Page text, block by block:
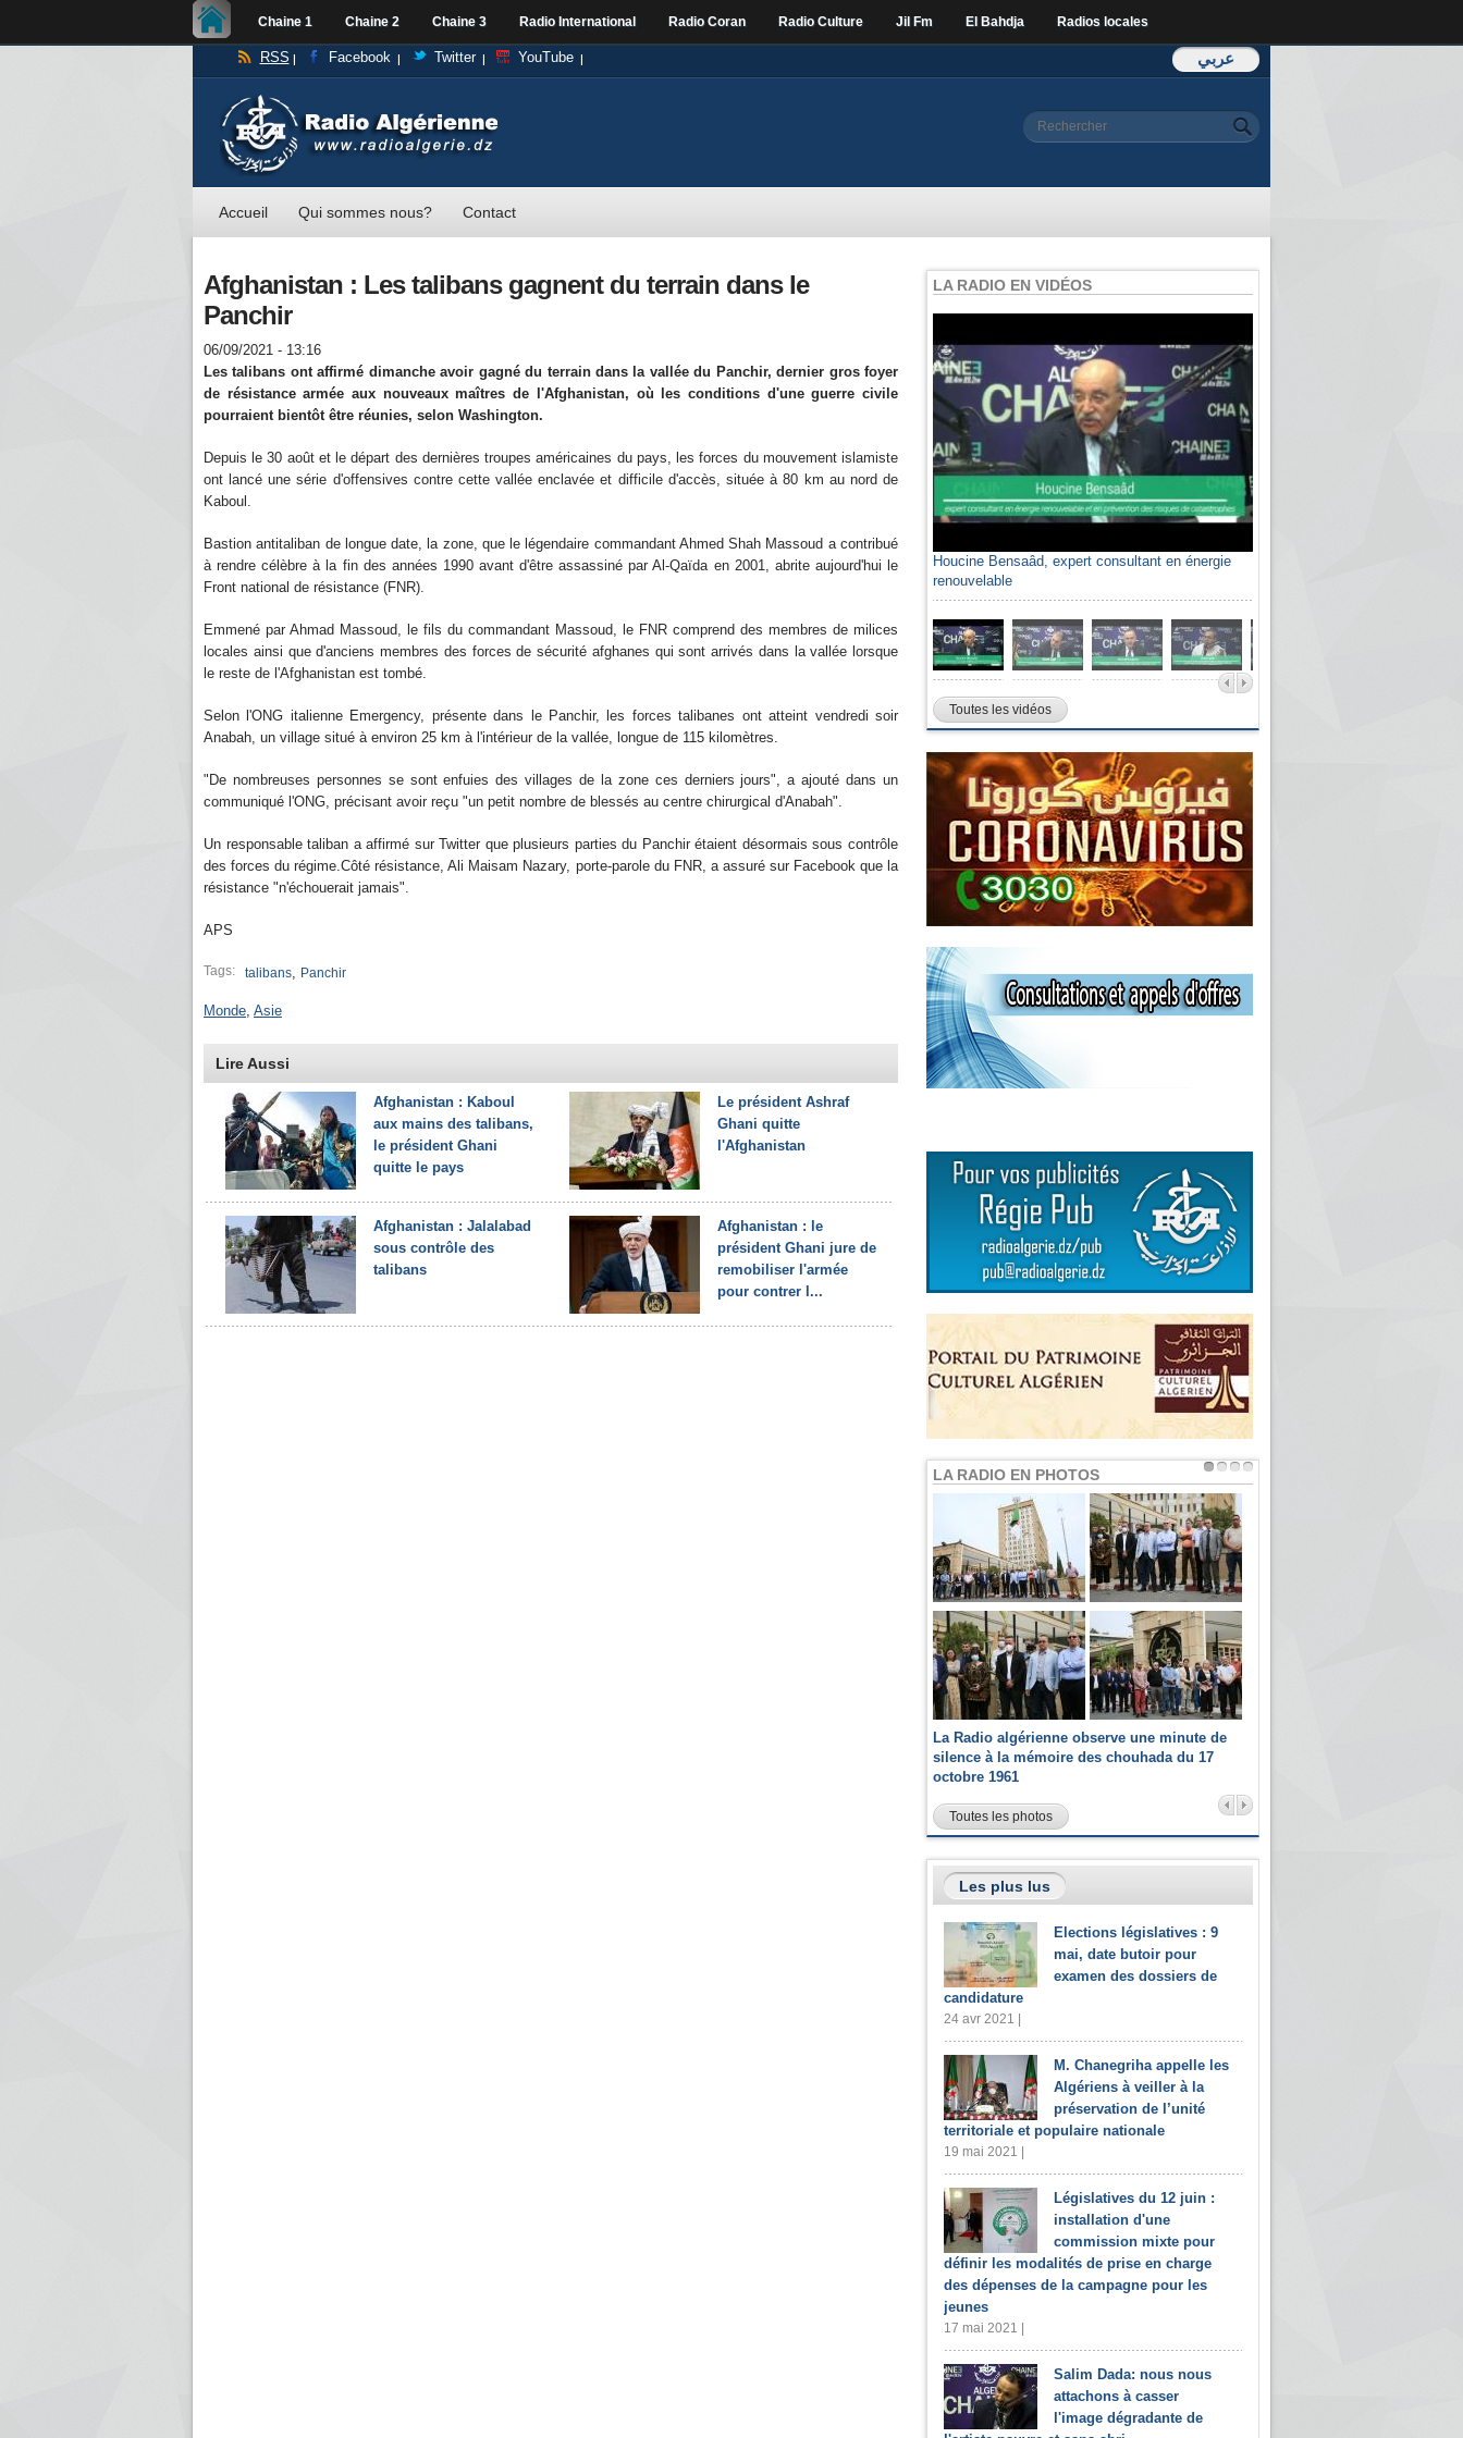
Chaine 1 Chaine 2 Chaine 3 Radio International Radio Coran Radio Culture Jil Fm El Bahdja Radios locales
عربي RSS Facebook Twitter YouTube
Formulaire de
Rechercher
Accueil Qui sommes nous? Contact
Afghanistan : Les talibans gagnent du terrain dans le
Panchir
06/09/2021 - 13:16
Les talibans ont affirmé dimanche avoir gagné du terrain dans la vallée du Panchir, dernier gros foyer
de résistance armée aux nouveaux maîtres de l'Afghanistan, où les conditions d'une guerre civile
pourraient bientôt être réunies, selon Washington.
Depuis le 30 août et le départ des dernières troupes américaines du pays, les forces du mouvement islamiste
ont lancé une série d'offensives contre cette vallée enclavée et difficile d'accès, située à 80 km au nord de
Kaboul.
Bastion antitaliban de longue date, la zone, que le légendaire commandant Ahmed Shah Massoud a contribué
à rendre célèbre à la fin des années 1990 avant d'être assassiné par Al-Qaïda en 2001, abrite aujourd'hui le
Front national de résistance (FNR).
Emmené par Ahmad Massoud, le fils du commandant Massoud, le FNR comprend des membres de milices
locales ainsi que d'anciens membres des forces de sécurité afghanes qui sont arrivés dans la vallée lorsque
le reste de l'Afghanistan est tombé.
Selon l'ONG italienne Emergency, présente dans le Panchir, les forces talibanes ont atteint vendredi soir
Anabah, un village situé à environ 25 km à l'intérieur de la vallée, longue de 115 kilomètres.
"De nombreuses personnes se sont enfuies des villages de la zone ces derniers jours", a ajouté dans un
communiqué l'ONG, précisant avoir reçu "un petit nombre de blessés au centre chirurgical d'Anabah".
Un responsable taliban a affirmé sur Twitter que plusieurs parties du Panchir étaient désormais sous contrôle
des forces du régime.Côté résistance, Ali Maisam Nazary, porte-parole du FNR, a assuré sur Facebook que la
résistance "n'échouerait jamais".
APS
Tags: talibans, Panchir
Monde, Asie
Lire Aussi
Afghanistan : Kaboul
aux mains des talibans,
le président Ghani
quitte le pays
Le président Ashraf
Ghani quitte
l'Afghanistan
Afghanistan : Jalalabad
sous contrôle des
talibans
Afghanistan : le
président Ghani jure de
remobiliser l'armée
pour contrer l...
LA RADIO EN VIDÉOS
Houcine Bensaâd, expert consultant en énergie
renouvelable
Toutes les vidéos
LA RADIO EN PHOTOS
La Radio algérienne observe une minute de
silence à la mémoire des chouhada du 17
octobre 1961
Toutes les photos
Les plus lus
Elections législatives : 9
mai, date butoir pour
examen des dossiers de
candidature
24 avr 2021 |
M. Chanegriha appelle les
Algériens à veiller à la
préservation de l’unité
territoriale et populaire nationale
19 mai 2021 |
Législatives du 12 juin :
installation d'une
commission mixte pour
définir les modalités de prise en charge
des dépenses de la campagne pour les
jeunes
17 mai 2021 |
Salim Dada: nous nous
attachons à casser
l'image dégradante de